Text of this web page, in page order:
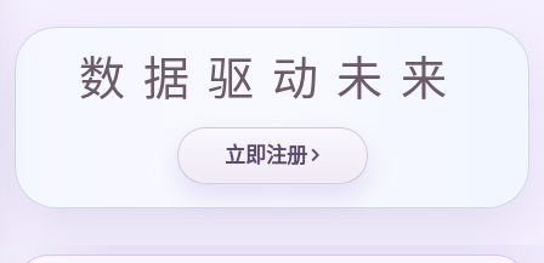
数据驱动未来
立即注册